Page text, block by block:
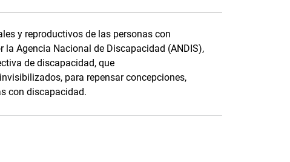
y reproductivos de las personas con
Agencia Nacional de Discapacidad (ANDIS),
de discapacidad, que
para repensar concepciones,
con discapacidad.